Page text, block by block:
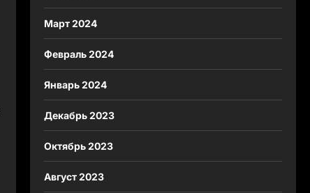
Март 2024
Февраль 2024
Январь 2024
Декабрь 2023
Октябрь 2023
Август 2023